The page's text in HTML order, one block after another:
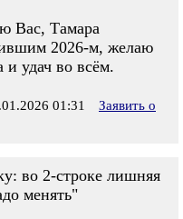
Вас, Тамара
2026-м, желаю
и удач во всём.
01:31
Заявить о
во 2-строке лишняя
менять"